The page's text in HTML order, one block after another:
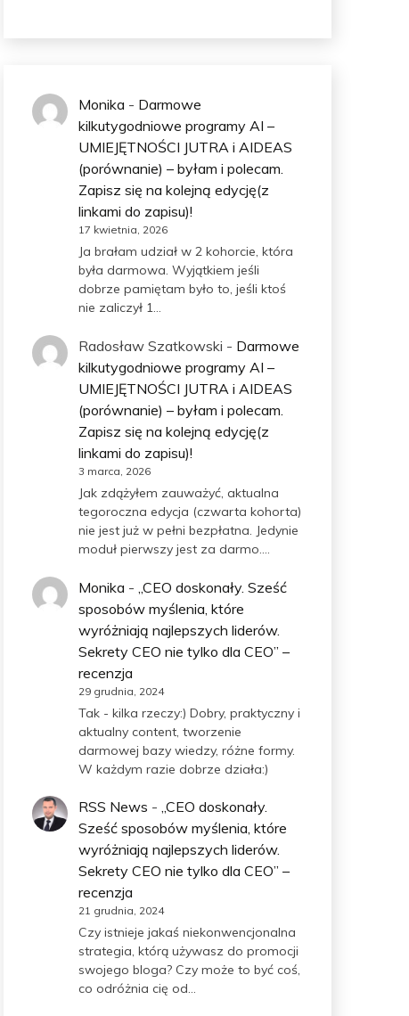
Monika - Darmowe
kilkutygodniowe programy AI –
UMIEJĘTNOŚCI JUTRA i AIDEAS
(porównanie) – byłam i polecam.
Zapisz się na kolejną edycję(z
linkami do zapisu)!
17 kwietnia, 2026
Ja brałam udział w 2 kohorcie, która
była darmowa. Wyjątkiem jeśli
dobrze pamiętam było to, jeśli ktoś
nie zaliczył 1…
Radosław Szatkowski - Darmowe
kilkutygodniowe programy AI –
UMIEJĘTNOŚCI JUTRA i AIDEAS
(porównanie) – byłam i polecam.
Zapisz się na kolejną edycję(z
linkami do zapisu)!
3 marca, 2026
Jak zdążyłem zauważyć, aktualna
tegoroczna edycja (czwarta kohorta)
nie jest już w pełni bezpłatna. Jedynie
moduł pierwszy jest za darmo.…
Monika - „CEO doskonały. Sześć
sposobów myślenia, które
wyróżniają najlepszych liderów.
Sekrety CEO nie tylko dla CEO” –
recenzja
29 grudnia, 2024
Tak - kilka rzeczy:) Dobry, praktyczny i
aktualny content, tworzenie
darmowej bazy wiedzy, różne formy.
W każdym razie dobrze działa:)
RSS News - „CEO doskonały.
Sześć sposobów myślenia, które
wyróżniają najlepszych liderów.
Sekrety CEO nie tylko dla CEO” –
recenzja
21 grudnia, 2024
Czy istnieje jakaś niekonwencjonalna
strategia, którą używasz do promocji
swojego bloga? Czy może to być coś,
co odróżnia cię od…